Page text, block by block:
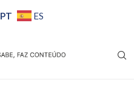
PT ES